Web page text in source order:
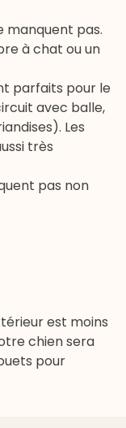
manquent pas.
à chat ou un
parfaits pour le
avec balle,
Les
très
pas non
est moins
chien sera
pour